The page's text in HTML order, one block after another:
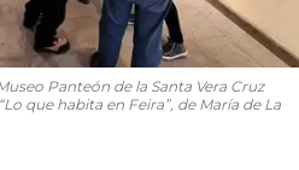
Panteón de la Santa Vera Cruz
que habita en Feira”, de María de La